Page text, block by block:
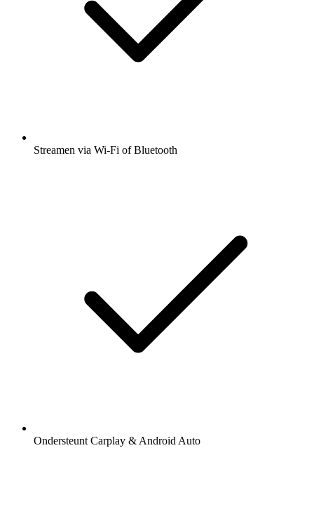
Streamen via Wi-Fi of Bluetooth
Ondersteunt Carplay & Android Auto